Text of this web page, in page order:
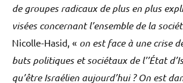
de groupes radicaux de plus en plus
visées concernant l’ensemble de la
Nicolle-Hasid, « on est face à une crise
buts politiques et sociétaux de l’’État
qu’être Israélien aujourd’hui ? On est